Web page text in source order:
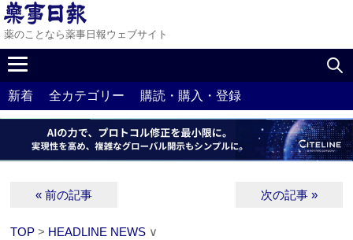
薬のことなら薬事日報ウェブサイト
新着 全カテゴリー 購読・購入・登録
« 前の記事 次の記事 »
TOP > HEADLINE NEWS ∨